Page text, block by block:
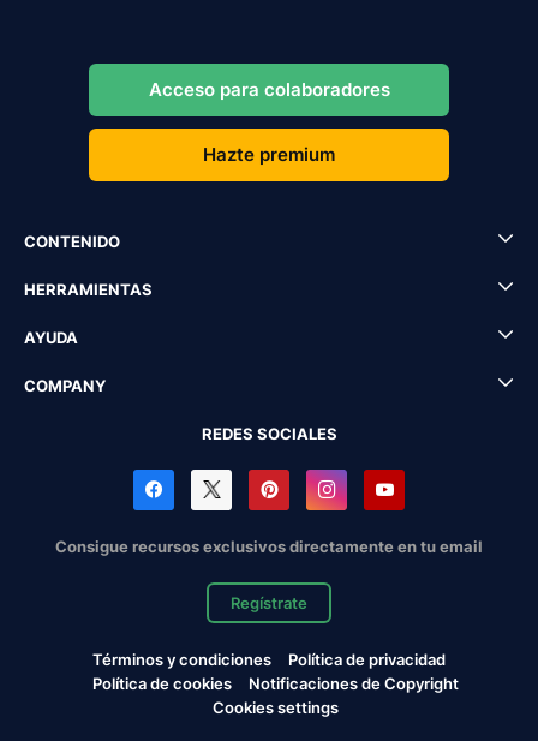
Acceso para colaboradores
Hazte premium
CONTENIDO
HERRAMIENTAS
AYUDA
COMPANY
REDES SOCIALES
Consigue recursos exclusivos directamente en tu email
Regístrate
Términos y condiciones
Política de privacidad
Política de cookies
Notificaciones de Copyright
Cookies settings